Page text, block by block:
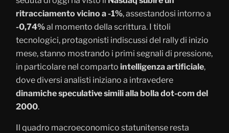
ritracciamento vicino a -1%, assestandosi intorno a
-0,74%al momento della scrittura. I titoli
tecnologici, protagonisti indiscussi del rally di inizio
mese, stanno mostrando i primi segnali di pressione,
in particolare nel comparto intelligenza artificiale,
dove diversi analisti iniziano a intravedere
dinamiche speculative simili alla bolla dot-com del
2000.
Il quadro macroeconomico statunitense resta